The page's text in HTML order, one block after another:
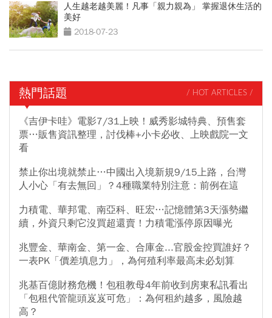
人生越老越美麗！凡事「親力親為」 掌握退休生活的
美好
2018-07-23
熱門話題 / HOT ARTICLES /
《吉伊卡哇》電影7/31上映！威秀影城特典、預售套
票…販售資訊整理，討伐棒+小卡必收、上映戲院一文
看
禁止你出境就禁止…中國出入境新規9/15上路，台灣
人小心「有去無回」？4種職業特別注意：前例在這
力積電、華邦電、南亞科、旺宏…記憶體第3天漲勢繼
續，外資只剩它沒買超還賣！力積電漲停原因曝光
兆豐金、華南金、第一金、合庫金...官股金控買誰好？
一表PK「價差填息力」，為何殖利率最高未必划算
兆基百億財務危機！包租教母4年前收到房東私訊看出
「包租代管龍頭岌岌可危」：為何租約越多，風險越
高？